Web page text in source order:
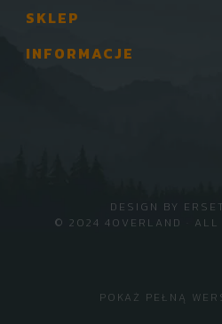
SKLEP
INFORMACJE
© 2024 4OVERLAND · ALL
DESIGN BY
POKAŻ PEŁNĄ